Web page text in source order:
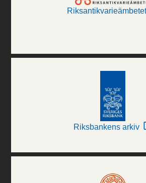
Riksantikvarieämbetet
Riksbankens arkiv